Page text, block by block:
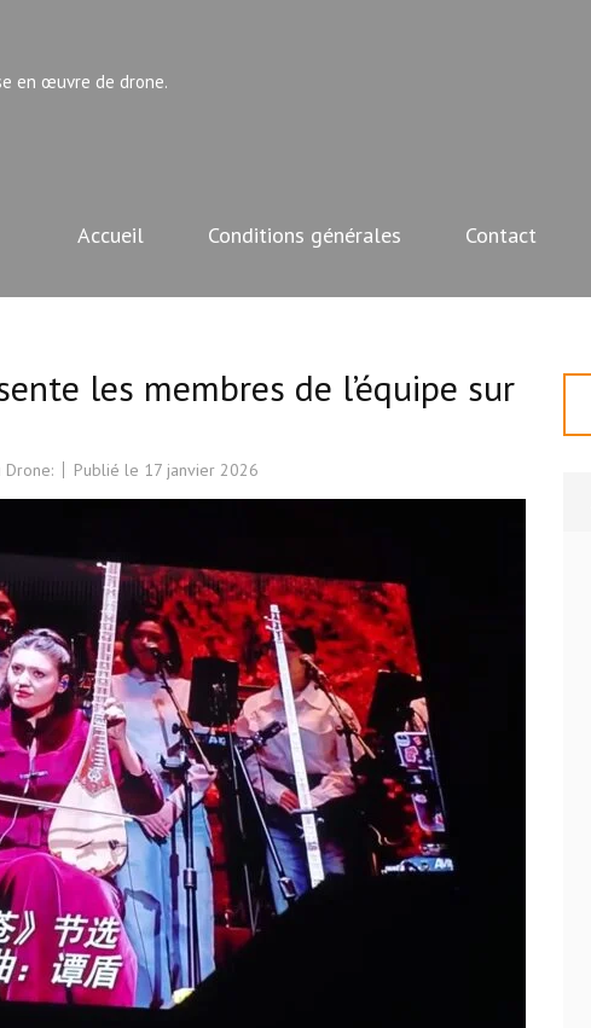
en œuvre de drone.
Accueil Conditions générales Contact
les membres de l’équipe sur
Drone: Publié le 17 janvier 2026